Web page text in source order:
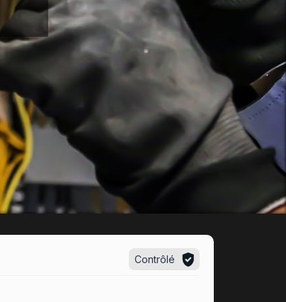
Contrôlé